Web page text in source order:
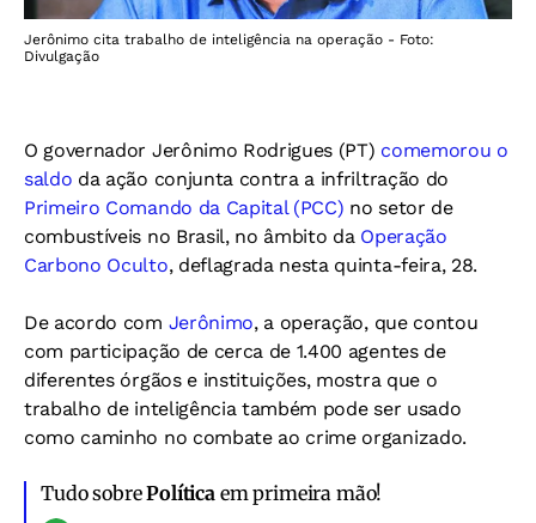
Jerônimo cita trabalho de inteligência na operação - Foto:
Divulgação
O governador Jerônimo Rodrigues (PT) comemorou o
saldo da ação conjunta contra a infriltração do
Primeiro Comando da Capital (PCC) no setor de
combustíveis no Brasil, no âmbito da Operação
Carbono Oculto, deflagrada nesta quinta-feira, 28.
De acordo com Jerônimo, a operação, que contou
com participação de cerca de 1.400 agentes de
diferentes órgãos e instituições, mostra que o
trabalho de inteligência também pode ser usado
como caminho no combate ao crime organizado.
Tudo sobrePolíticaem primeira mão!